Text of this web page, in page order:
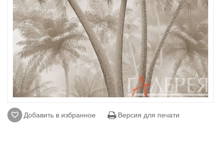
Добавить в избранное Версия для печати